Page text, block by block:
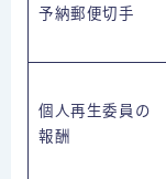
予納郵便切手
個人再生委員の
報酬